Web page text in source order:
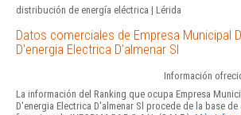
distribución de energía eléctrica | Lérida
Datos comerciales de Empresa Municipal
D'energia Electrica D'almenar Sl
Información
La información del Ranking que ocupa Empresa
D'energia Electrica D'almenar Sl procede de la base